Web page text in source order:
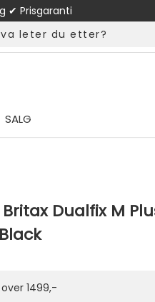
✔ Prisgaranti
SALG
Britax Dualfix M
1499,-